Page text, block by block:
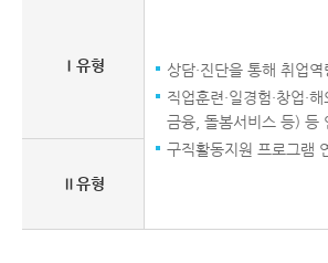
Ⅰ유형
상담·진단을 통해 취업
직업훈련·일경험·창업·
금융, 돌봄서비스 등) 등
구직활동지원 프로그램
Ⅱ유형